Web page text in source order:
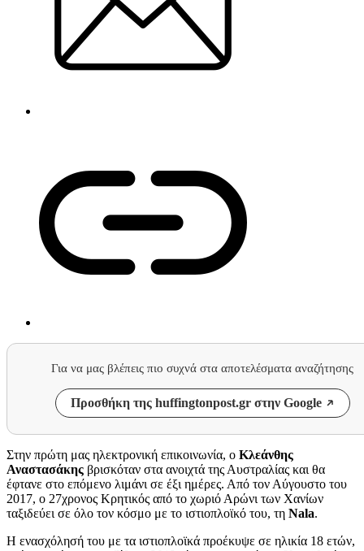
Για να μας βλέπεις πιο συχνά στα αποτελέσματα αναζήτησης
Προσθήκη της huffingtonpost.gr στην Google
Στην πρώτη μας ηλεκτρονική επικοινωνία, ο Κλεάνθης
Αναστασάκης βρισκόταν στα ανοιχτά της Αυστραλίας και θα
έφτανε στο επόμενο λιμάνι σε έξι ημέρες. Από τον Αύγουστο του
2017, ο 27χρονος Κρητικός από το χωριό Αρώνι των Χανίων
ταξιδεύει σε όλο τον κόσμο με το ιστιοπλοϊκό του, τη Nala.
Η ενασχόλησή του με τα ιστιοπλοϊκά προέκυψε σε ηλικία 18 ετών,